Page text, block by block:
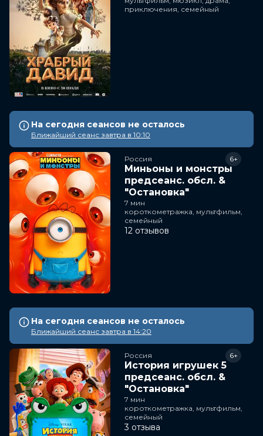
приключения, семейный
На сегодня сеансов не осталось
Ближайший сеанс завтра в 10:10
Россия
Миньоны и монстры
предсеанс. обсл. &
"Остановка"
6+
7 мин
короткометражка, мультфильм,
семейный
12 отзывов
На сегодня сеансов не осталось
Ближайший сеанс завтра в 14:20
Россия
История игрушек 5
предсеанс. обсл. &
"Остановка"
6+
7 мин
короткометражка, мультфильм,
семейный
3 отзыва